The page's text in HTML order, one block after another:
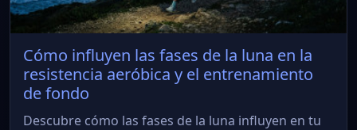
Cómo influyen las fases de la luna en la
resistencia aeróbica y el entrenamiento
de fondo
Descubre cómo las fases de la luna influyen en tu